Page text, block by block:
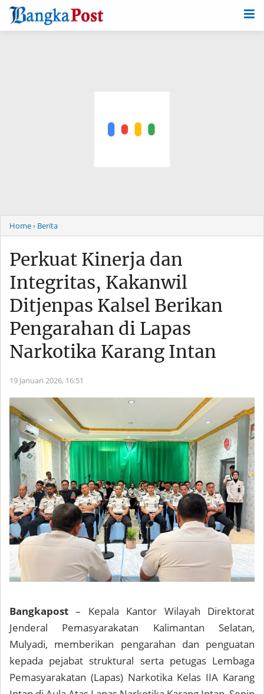
-->
Home› Berita
Perkuat Kinerja dan
Integritas, Kakanwil
Ditjenpas Kalsel Berikan
Pengarahan di Lapas
Narkotika Karang Intan
19 Januari 2026, 16:51
Bangkapost– Kepala Kantor Wilayah Direktorat
Jenderal Pemasyarakatan Kalimantan Selatan,
Mulyadi, memberikan pengarahan dan penguatan
kepada pejabat struktural serta petugas Lembaga
Pemasyarakatan (Lapas) Narkotika Kelas IIA Karang